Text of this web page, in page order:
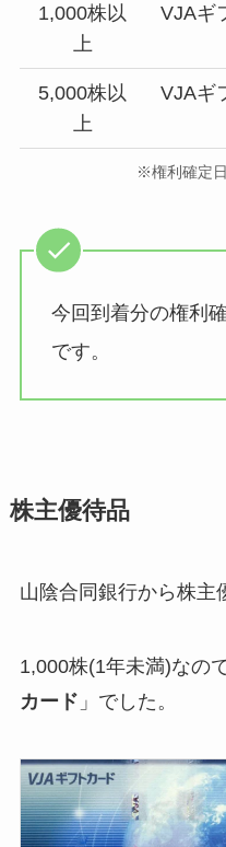
1,000株以
上
VJAギ
5,000株以
上
VJAギ
※権利確定
今回到着分の権利
です。
株主優待品
山陰合同銀行から株主
1,000株(1年未満)なの
カード 」でした。